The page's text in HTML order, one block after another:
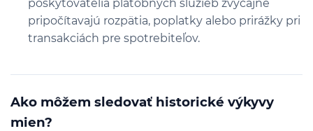
poskytovatelia platobných služieb zvyčajne
pripočítavajú rozpätia, poplatky alebo prirážky pri
transakciách pre spotrebiteľov.
Ako môžem sledovať historické výkyvy
mien?